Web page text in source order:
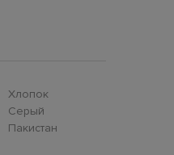
Хлопок
Серый
Пакистан